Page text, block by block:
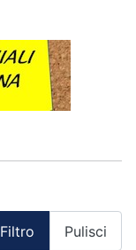
Filtro Pulisci